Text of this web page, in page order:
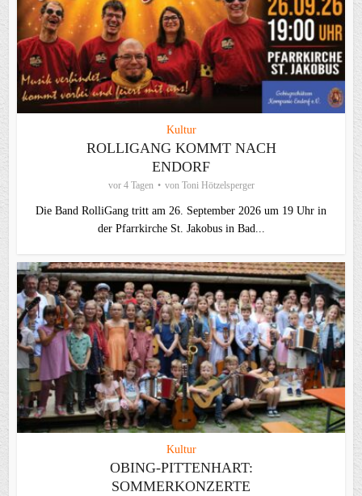
Kultur
ROLLIGANG KOMMT NACH
ENDORF
vor 4 Tagen von Toni Hötzelsperger
Die Band RolliGang tritt am 26. September 2026 um 19 Uhr in
der Pfarrkirche St. Jakobus in Bad...
Kultur
OBING-PITTENHART:
SOMMERKONZERTE